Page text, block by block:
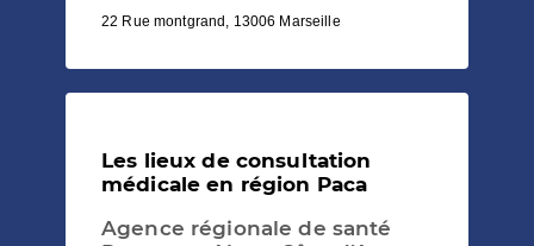
22 Rue montgrand, 13006 Marseille
Les lieux de consultation
médicale en région Paca
Agence régionale de santé